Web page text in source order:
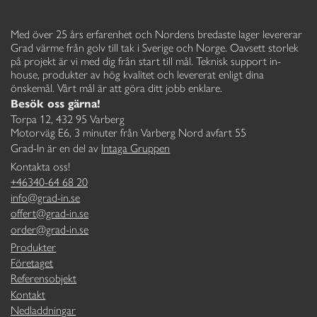
Med över 25 års erfarenhet och Nordens bredaste lager levererar
Grad värme från golv till tak i Sverige och Norge. Oavsett storlek
på projekt är vi med dig från start till mål. Teknisk support in-
house, produkter av hög kvalitet och levererat enligt dina
önskemål. Vårt mål är att göra ditt jobb enklare.
Besök oss gärna!
Torpa 12, 432 95 Varberg
Motorväg E6, 3 minuter från Varberg Nord avfart 55
Grad-In är en del av Intaga Gruppen
Kontakta oss!
+46340-64 68 20
info@grad-in.se
offert@grad-in.se
order@grad-in.se
Produkter
Företaget
Referensobjekt
Kontakt
Nedladdningar